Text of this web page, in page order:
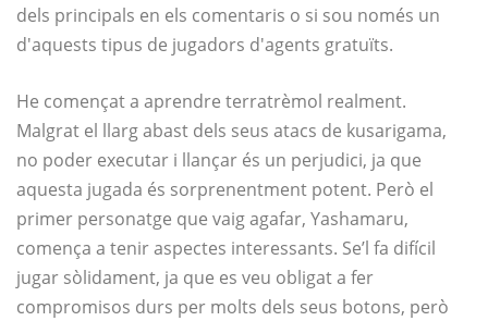
dels principals en els comentaris o si sou només un
d'aquests tipus de jugadors d'agents gratuïts.
He començat a aprendre terratrèmol realment.
Malgrat el llarg abast dels seus atacs de kusarigama,
no poder executar i llançar és un perjudici, ja que
aquesta jugada és sorprenentment potent. Però el
primer personatge que vaig agafar, Yashamaru,
comença a tenir aspectes interessants. Se’l fa difícil
jugar sòlidament, ja que es veu obligat a fer
compromisos durs per molts dels seus botons, però